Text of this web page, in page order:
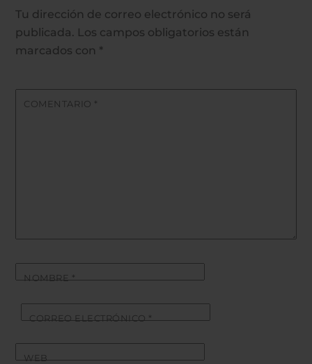
Tu dirección de correo electrónico no será
publicada. Los campos obligatorios están
marcados con *
COMENTARIO *
NOMBRE*
CORREO ELECTRÓNICO*
WEB